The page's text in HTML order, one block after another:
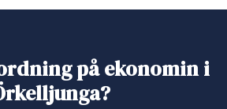
på ekonomin i